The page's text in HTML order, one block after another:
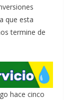
que esta
termine de
hace cinco